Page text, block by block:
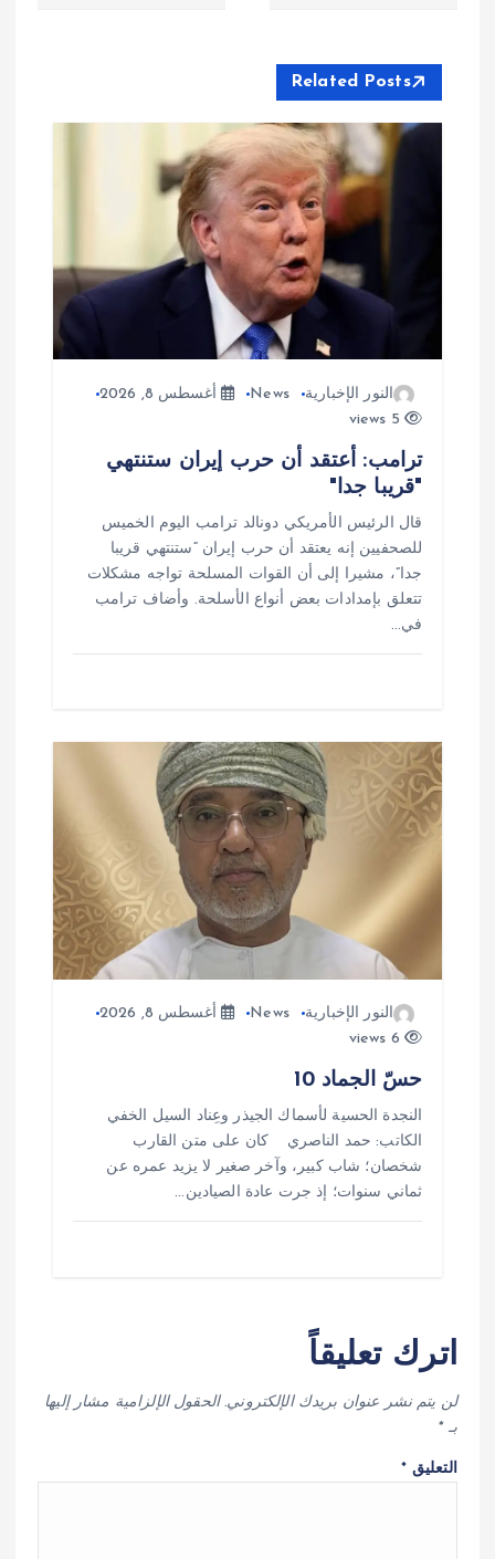
ت
Related Posts
النور الإخبارية News
أغسطس 8, 2026
5 views
ترامب: أعتقد أن حرب إيران ستنتهي
"قريبا جدا"
قال الرئيس الأمريكي دونالد ترامب اليوم الخميس
للصحفيين إنه يعتقد أن حرب إيران “ستنتهي قريبا
جدا”، مشيرا إلى أن القوات المسلحة تواجه مشكلات
تتعلق بإمدادات بعض أنواع الأسلحة. وأضاف ترامب
في…
النور الإخبارية News
أغسطس 8, 2026
6 views
حسّ الجماد 10
النجدة الحسية لأسماك الجيذر وعِناد السيل الخفي
الكاتب: حمد الناصري كان على متن القارب
شخصان؛ شاب كبير، وآخر صغير لا يزيد عمره عن
ثماني سنوات؛ إذ جرت عادة الصيادين…
اترك تعليقاً
لن يتم نشر عنوان بريدك الإلكتروني. الحقول الإلزامية مشار إليها
بـ*
التعليق*